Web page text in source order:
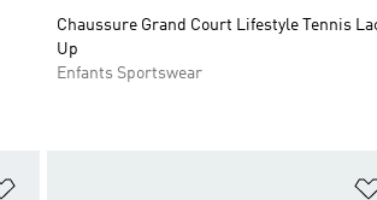
Chaussure Grand Court Lifestyle Tennis
Up
Enfants Sportswear